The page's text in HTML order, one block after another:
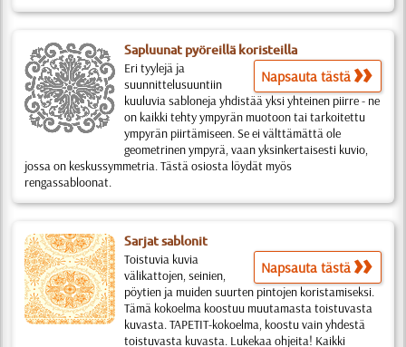
Sapluunat pyöreillä koristeilla
Napsauta tästä
Eri tyylejä ja
suunnittelusuuntiin
kuuluvia sabloneja yhdistää yksi yhteinen piirre - ne
on kaikki tehty ympyrän muotoon tai tarkoitettu
ympyrän piirtämiseen. Se ei välttämättä ole
geometrinen ympyrä, vaan yksinkertaisesti kuvio,
jossa on keskussymmetria. Tästä osiosta löydät myös
rengassabloonat.
Sarjat sablonit
Napsauta tästä
Toistuvia kuvia
välikattojen, seinien,
pöytien ja muiden suurten pintojen koristamiseksi.
Tämä kokoelma koostuu muutamasta toistuvasta
kuvasta. TAPETIT-kokoelma, koostu vain yhdestä
toistuvasta kuvasta. Lukekaa ohjeita! Kaikki